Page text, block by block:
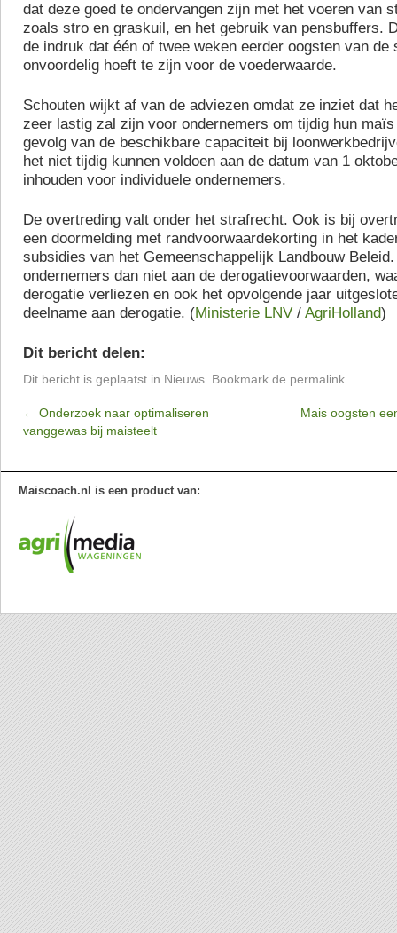
dat deze goed te ondervangen zijn met het voeren van
zoals stro en graskuil, en het gebruik van pensbuffers.
de indruk dat één of twee weken eerder oogsten van
onvoordelig hoeft te zijn voor de voederwaarde.
Schouten wijkt af van de adviezen omdat ze inziet dat
zeer lastig zal zijn voor ondernemers om tijdig hun
gevolg van de beschikbare capaciteit bij
het niet tijdig kunnen voldoen aan de datum van 1
inhouden voor individuele ondernemers.
De overtreding valt onder het strafrecht. Ook is bij
een doormelding met randvoorwaardekorting in het
subsidies van het Gemeenschappelijk Landbouw
ondernemers dan niet aan de derogatievoorwaarden,
derogatie verliezen en ook het opvolgende jaar
deelname aan derogatie. (Ministerie LNV / AgriHolland)
Dit bericht delen:
Dit bericht is geplaatst in Nieuws . Bookmark de permalink
← Onderzoek naar optimaliseren
vanggewas bij maisteelt
Mais oogsten
Maiscoach.nl is een product van: